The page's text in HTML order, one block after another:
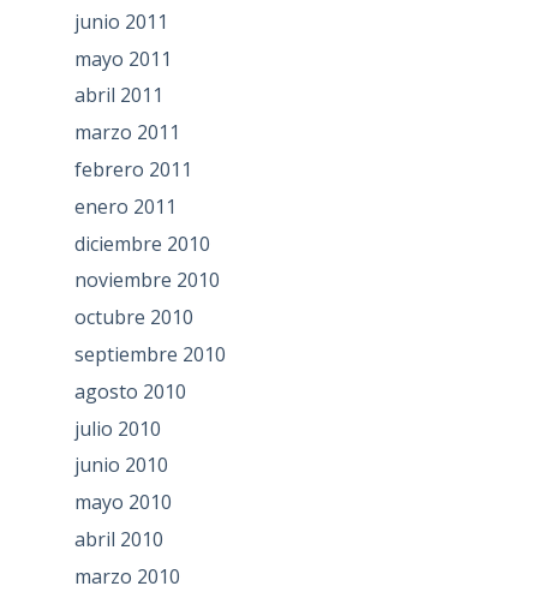
junio 2011
mayo 2011
abril 2011
marzo 2011
febrero 2011
enero 2011
diciembre 2010
noviembre 2010
octubre 2010
septiembre 2010
agosto 2010
julio 2010
junio 2010
mayo 2010
abril 2010
marzo 2010